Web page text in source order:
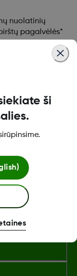
nuolatinių
pagalvėlės*
simptomų ar
ši